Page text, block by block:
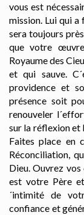
vous est
mission. Lui qui
sera toujours
que votre
Royaume des
et qui sauve.
providence et
présence soit
renouveler
sur la réflexion et
Faites place en
Réconciliation,
Dieu. Ouvrez
est votre Père
´intimité de
confiance et